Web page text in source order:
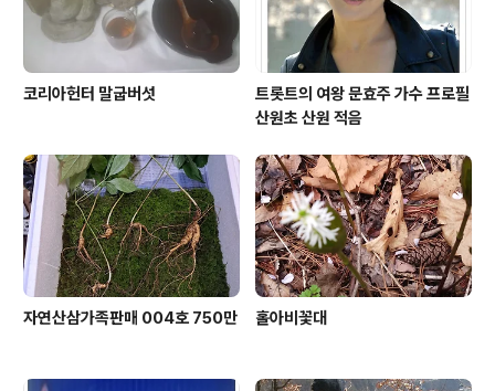
코리아헌터 말굽버섯
트롯트의 여왕 문효주 가수 프로필
산원초 산원 적음
자연산삼가족판매 004호 750만 홀아비꽃대